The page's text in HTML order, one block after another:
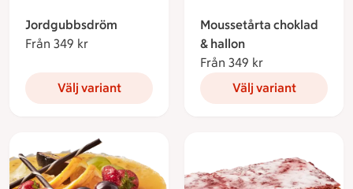
Jordgubbsdröm
Från 349 kr
Välj variant
Moussetårta choklad
& hallon
Från 349 kr
Välj variant